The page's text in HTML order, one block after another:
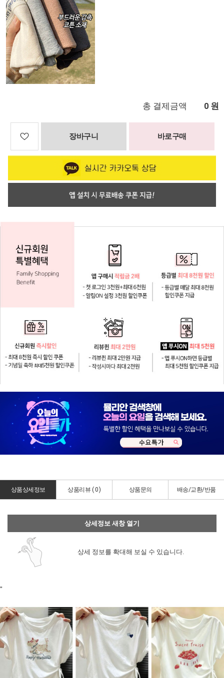
총 결제금액 0 원
장바구니 바로구매
상품상세정보 상품리뷰 ( 0) 상품문의 배송/교환/반품
상세정보 새창 열기
상세 정보를 확대해 보실 수 있습니다.
"